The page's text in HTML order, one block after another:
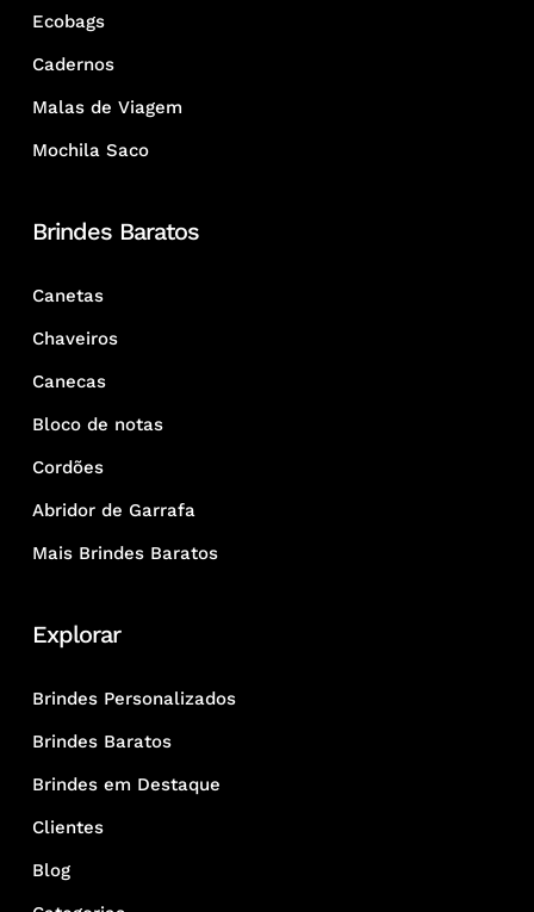
Ecobags
Cadernos
Malas de Viagem
Mochila Saco
Brindes Baratos
Canetas
Chaveiros
Canecas
Bloco de notas
Cordões
Abridor de Garrafa
Mais Brindes Baratos
Explorar
Brindes Personalizados
Brindes Baratos
Brindes em Destaque
Clientes
Blog